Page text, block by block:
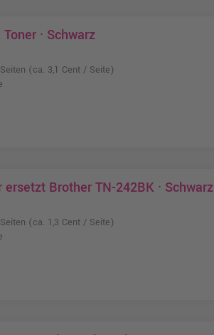
· Schwarz
(ca. 3,1 Cent / Seite)
Brother TN-242BK · Schwarz
(ca. 1,3 Cent / Seite)